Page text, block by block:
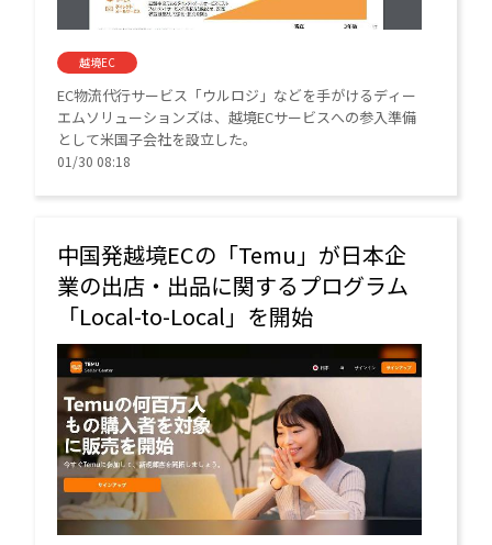
越境EC
EC物流代行サービス「ウルロジ」などを手がけるディー
エムソリューションズは、越境ECサービスへの参入準備
として米国子会社を設立した。
01/30 08:18
中国発越境ECの「Temu」が日本企
業の出店・出品に関するプログラム
「Local-to-Local」を開始